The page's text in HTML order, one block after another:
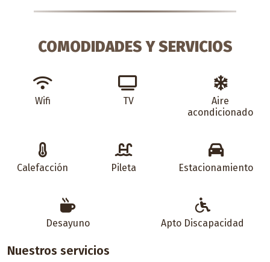
COMODIDADES Y SERVICIOS
Wifi TV
Aire
acondicionado
Calefacción Pileta Estacionamiento
Desayuno Apto Discapacidad
Nuestros servicios